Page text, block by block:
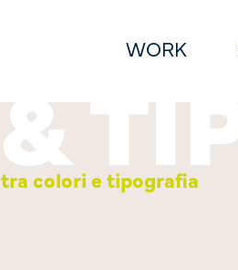
WORK
colori e tipografia